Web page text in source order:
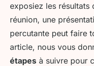
exposiez les résultats
réunion, une
percutante peut faire
article, nous vous
étapes à suivre pour